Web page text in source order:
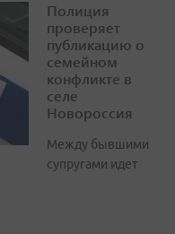
Полиция
проверяет
публикацию о
семейном
конфликте в
селе
Новороссия
Между бывшими
супругами идет